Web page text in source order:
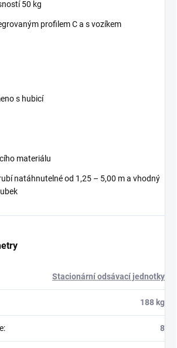
50 kg
profilem C a s vozíkem
s hubicí
materiálu
natáhnutelné od 1,25 – 5,00 m a vhodný
Stacionární odsávací jednotky
188 kg
: 8